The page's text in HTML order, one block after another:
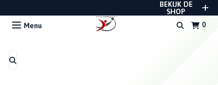
BEKIJK DE
SHOP
Menu